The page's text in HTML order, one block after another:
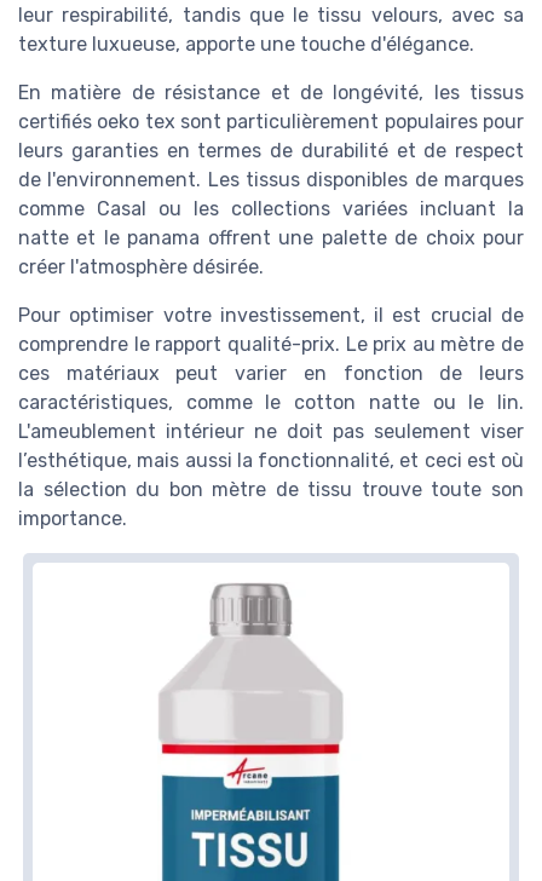
leur respirabilité, tandis que le tissu velours, avec sa
texture luxueuse, apporte une touche d'élégance.
En matière de résistance et de longévité, les tissus
certifiés oeko tex sont particulièrement populaires pour
leurs garanties en termes de durabilité et de respect
de l'environnement. Les tissus disponibles de marques
comme Casal ou les collections variées incluant la
natte et le panama offrent une palette de choix pour
créer l'atmosphère désirée.
Pour optimiser votre investissement, il est crucial de
comprendre le rapport qualité-prix. Le prix au mètre de
ces matériaux peut varier en fonction de leurs
caractéristiques, comme le cotton natte ou le lin.
L'ameublement intérieur ne doit pas seulement viser
l’esthétique, mais aussi la fonctionnalité, et ceci est où
la sélection du bon mètre de tissu trouve toute son
importance.